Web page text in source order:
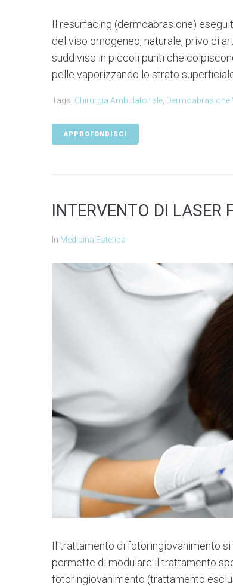
Il resurfacing (dermoabrasione)
del viso omogeneo, naturale, privo di
suddiviso in piccoli punti che
pelle vaporizzando lo strato
Tags: Chirurgia Ambulatoriale Dermoabrasione
APPROFONDISCI
INTERVENTO DI LASER
In Medicina Estetica
Il trattamento di fotoringiovanimento
permette di modulare il trattamento
fotoringiovanimento (trattamento